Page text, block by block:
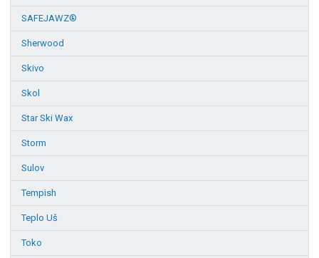
SAFEJAWZ®
Sherwood
Skivo
Skol
Star Ski Wax
Storm
Sulov
Tempish
Teplo Uš
Toko